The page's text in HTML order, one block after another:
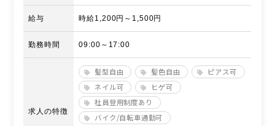
給与 時給1,200円～1,500円
勤務時間 09:00～17:00
求人の特徴
髪型自由 髪色自由
ピアス可
ネイル可
ヒゲ可
社員登用制度あり
バイク/自転車通勤可